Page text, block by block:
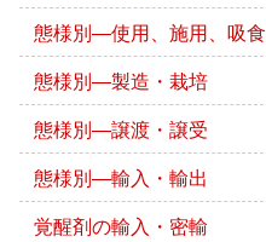
態様別―使用、施用、吸食
態様別―製造・栽培
態様別―譲渡・譲受
態様別―輸入・輸出
覚醒剤の輸入・密輸